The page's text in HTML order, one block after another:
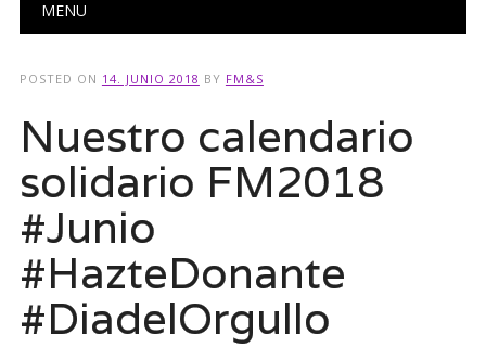
MENU
POSTED ON 14. JUNIO 2018 BY FM&S
Nuestro calendario
solidario FM2018
#Junio
#HazteDonante
#DiadelOrgullo